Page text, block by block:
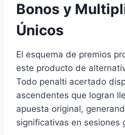
Bonos y
Únicos
El esquema de premios
este producto de
Todo penalti acertado
ascendentes que logran
apuesta original,
significativas en sesiones